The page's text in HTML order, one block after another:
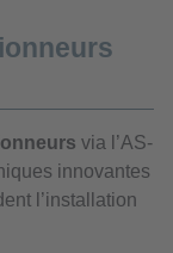
via l’AS-
innovantes
l’installation